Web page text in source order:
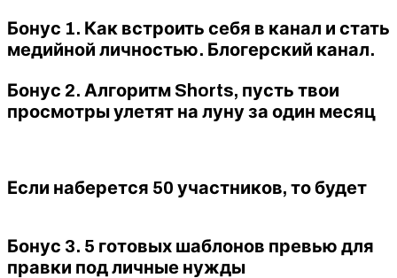
Бонус 1. Как встроить себя в канал и стать
медийной личностью. Блогерский канал.
Бонус 2. Алгоритм Shorts, пусть твои
просмотры улетят на луну за один месяц
Если наберется 50 участников, то будет
Бонус 3. 5 готовых шаблонов превью для
правки под личные нужды